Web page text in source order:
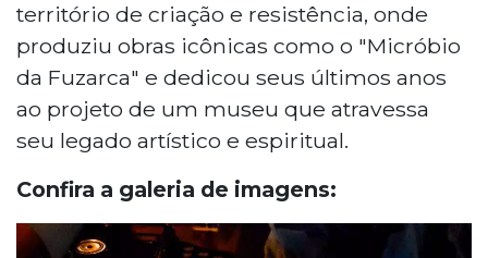
território de criação e resistência, onde
produziu obras icônicas como o "Micróbio
da Fuzarca" e dedicou seus últimos anos
ao projeto de um museu que atravessa
seu legado artístico e espiritual.
Confira a galeria de imagens: